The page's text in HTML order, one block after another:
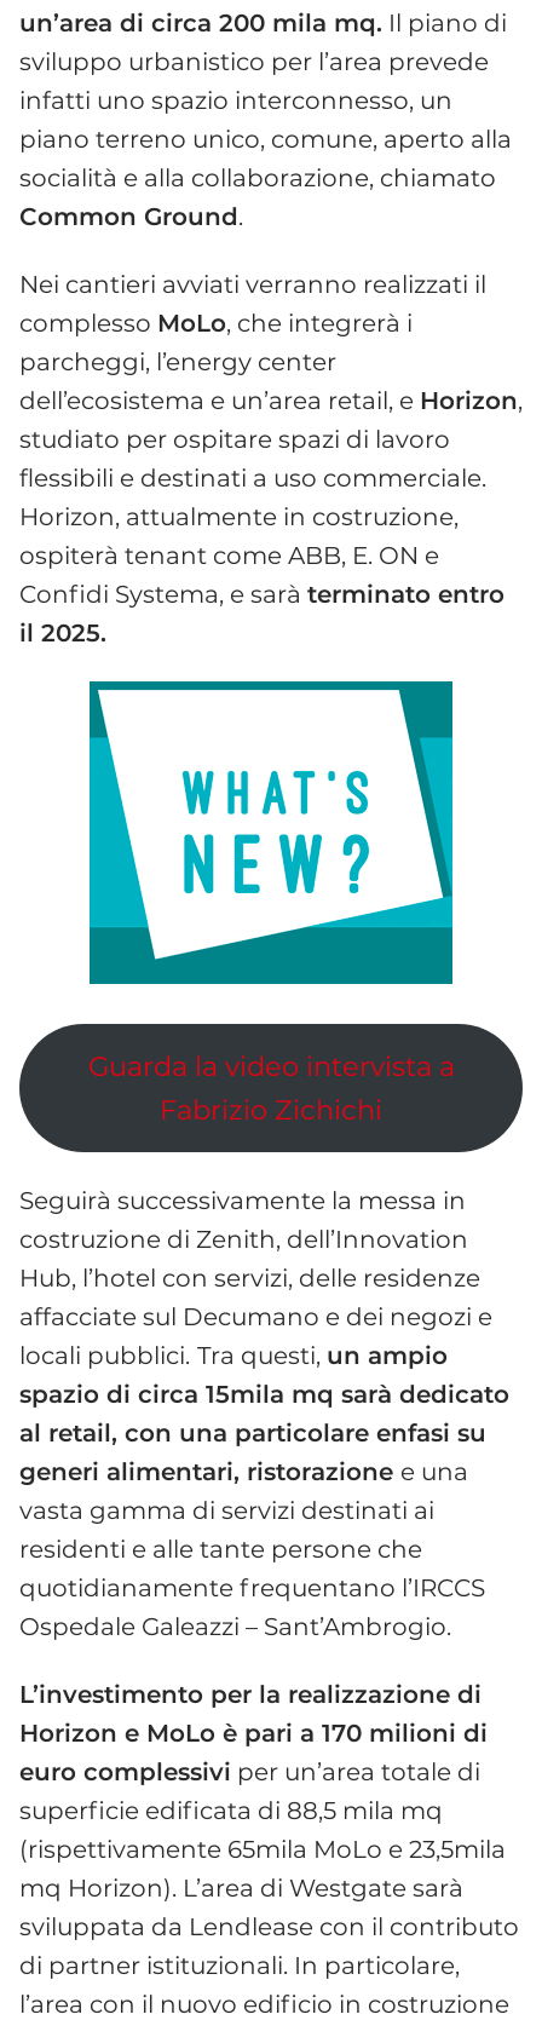
un’area di circa 200 mila mq. Il piano di
sviluppo urbanistico per l’area prevede
infatti uno spazio interconnesso, un
piano terreno unico, comune, aperto alla
socialità e alla collaborazione, chiamato
Common Ground.
Nei cantieri avviati verranno realizzati il
complesso MoLo, che integrerà i
parcheggi, l’energy center
dell’ecosistema e un’area retail, e Horizon,
studiato per ospitare spazi di lavoro
flessibili e destinati a uso commerciale.
Horizon, attualmente in costruzione,
ospiterà tenant come ABB, E. ON e
Confidi Systema, e sarà terminato entro
il 2025.
Guarda la video intervista a
Fabrizio Zichichi
Seguirà successivamente la messa in
costruzione di Zenith, dell’Innovation
Hub, l’hotel con servizi, delle residenze
affacciate sul Decumano e dei negozi e
locali pubblici. Tra questi, un ampio
spazio di circa 15mila mq sarà dedicato
al retail, con una particolare enfasi su
generi alimentari, ristorazione e una
vasta gamma di servizi destinati ai
residenti e alle tante persone che
quotidianamente frequentano l’IRCCS
Ospedale Galeazzi – Sant’Ambrogio.
L’investimento per la realizzazione di
Horizon e MoLo è pari a 170 milioni di
euro complessivi per un’area totale di
superficie edificata di 88,5 mila mq
(rispettivamente 65mila MoLo e 23,5mila
mq Horizon). L’area di Westgate sarà
sviluppata da Lendlease con il contributo
di partner istituzionali. In particolare,
l’area con il nuovo edificio in costruzione